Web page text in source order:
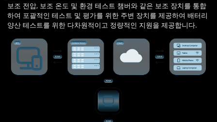
보조 전압, 보조 온도 및 환경 테스트 챔버와 같은 보조 장치를 통합
하여 포괄적인 테스트 및 평가를 위한 주변 장치를 제공하여 배터리
양산 테스트를 위한 다차원적이고 정량적인 지원을 제공합니다.